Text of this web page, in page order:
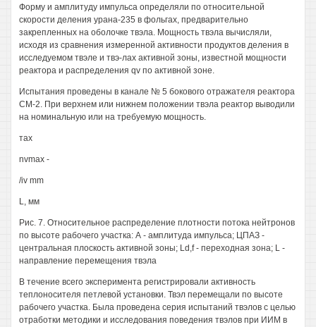
Форму и амплитуду импульса определяли по относительной
скорости деления урана-235 в фольгах, предварительно
закрепленных на оболочке твэла. Мощность твэла вычисляли,
исходя из сравнения измеренной активности продуктов деления в
исследуемом твэле и твэ-лах активной зоны, известной мощности
реактора и распределения qv по активной зоне.
Испытания проведены в канале № 5 бокового отражателя реактора
СМ-2. При верхнем или нижнем положении твэла реактор выводили
на номинальную или на требуемую мощность.
тах
nvmax -
/iv mm
L, мм
Рис. 7. Относительное распределение плотности потока нейтронов
по высоте рабочего участка: А - амплитуда импульса; ЦПАЗ -
центральная плоскость активной зоны; Ld,f - переходная зона; L -
направление перемещения твэла
В течение всего эксперимента регистрировали активность
теплоносителя петлевой установки. Твэл перемещали по высоте
рабочего участка. Была проведена серия испытаний твэлов с целью
отработки методики и исследования поведения твэлов при ИИМ в